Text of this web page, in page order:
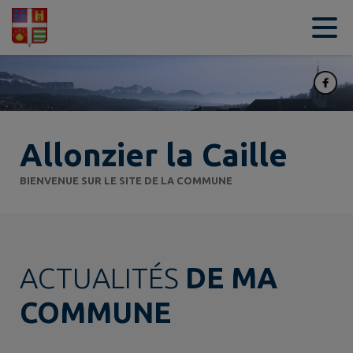
Contenu
Allonzier la Caille
BIENVENUE SUR LE SITE DE LA COMMUNE
ACTUALITÉS DE MA
COMMUNE